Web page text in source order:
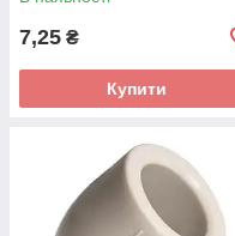
7,25 ₴
Купити